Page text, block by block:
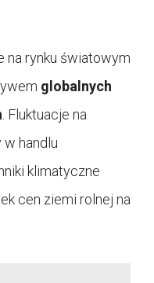
na rynku światowym
globalnych
. Fluktuacje na
w handlu
klimatyczne
cen ziemi rolnej na